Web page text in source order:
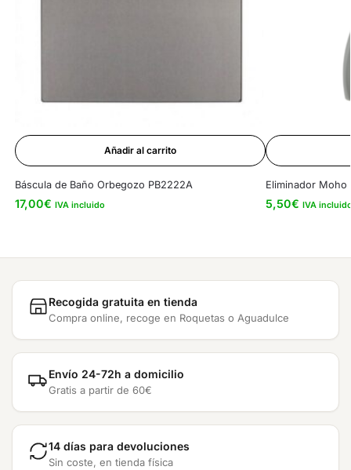
Báscula de Baño Orbegozo PB2222A
17,00€ IVA incluido
Añadir al carrito
Eliminador Moho
5,50€ IVA
Recogida gratuita en tienda
Compra online, recoge en Roquetas o Aguadulce
Envío 24-72h a domicilio
Gratis a partir de 60€
14 días para devoluciones
Sin coste, en tienda física